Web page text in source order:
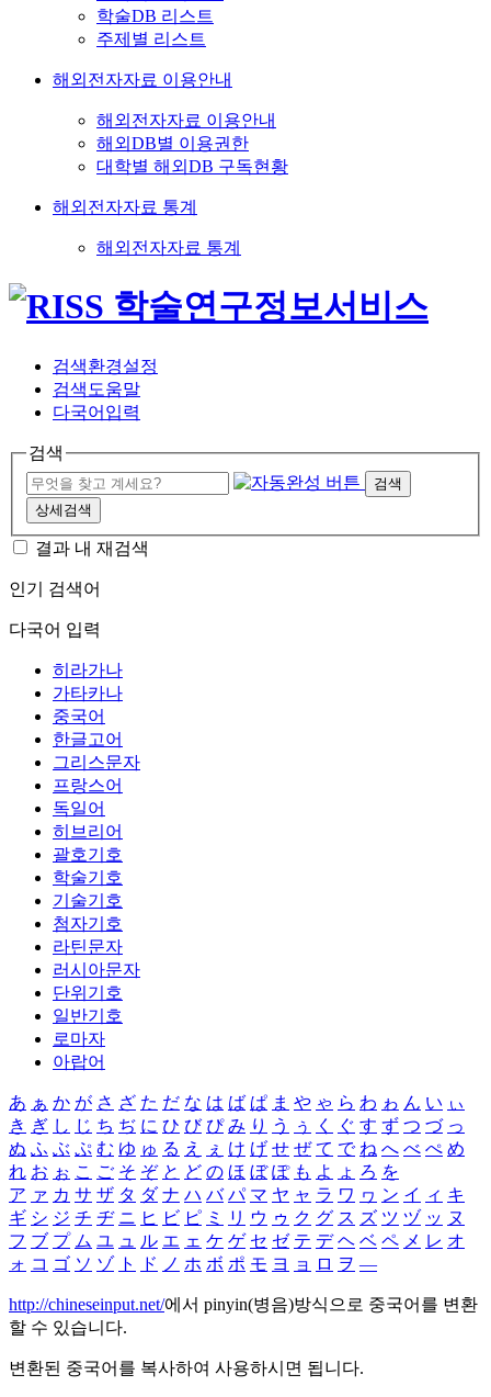
학술DB 리스트
주제별 리스트
해외전자자료 이용안내
해외전자자료 이용안내
해외DB별 이용권한
대학별 해외DB 구독현황
해외전자자료 통계
해외전자자료 통계
검색환경설정
검색도움말
다국어입력
검색
검색
상세검색
결과 내 재검색
인기 검색어
다국어 입력
히라가나
가타카나
중국어
한글고어
그리스문자
프랑스어
독일어
히브리어
괄호기호
학술기호
기술기호
첨자기호
라틴문자
러시아문자
단위기호
일반기호
로마자
아랍어
あ ぁ か が さ ざ た だ な は ば ぱ ま や ゃ ら わ ゎ ん い ぃ
き ぎ し じ ち ぢ に ひ び ぴ み り う ぅ く ぐ す ず つ づ っ
ぬ ふ ぶ ぷ む ゆ ゅ る え ぇ け げ せ ぜ て で ね へ べ ぺ め
れ お ぉ こ ご そ ぞ と ど の ほ ぼ ぽ も よ ょ ろ を
ア ァ カ サ ザ タ ダ ナ ハ バ パ マ ヤ ャ ラ ワ ヮ ン イ ィ キ
ギ シ ジ チ ヂ ニ ヒ ビ ピ ミ リ ウ ゥ ク グ ス ズ ツ ヅ ッ ヌ
フ ブ プ ム ユ ュ ル エ ェ ケ ゲ セ ゼ テ デ ヘ ベ ペ メ レ オ
ォ コ ゴ ソ ゾ ト ド ノ ホ ボ ポ モ ヨ ョ ロ ヲ ―
http://chineseinput.net/에서 pinyin(병음)방식으로 중국어를 변환
할 수 있습니다.
변환된 중국어를 복사하여 사용하시면 됩니다.